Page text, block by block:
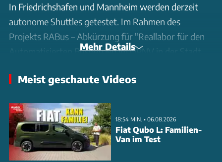
In Friedrichshafen und Mannheim werden derzeit
autonome Shuttles getestet. Im Rahmen des
Projekts RABus – Abkürzung für "Reallabor für den
Automatisierten Busbetrieb im ÖPNV in der Stadt
autonomes Fahren den öffentlichen Nahverkehr
hat die Fahrzeuge mit modernster Technologie für
das autonome Fahren ausgestattet. Der RABus fährt
im regulären Straßenverkehr und nutzt über 40
Sensoren, um sicher zu navigieren. Die ZF-
Mehr Details
Meist geschaute Videos
18:54 MIN. • 06.08.2026
Fiat Qubo L: Familien-
Van im Test